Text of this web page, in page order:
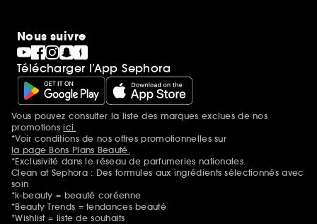
Nous suivre
Télécharger l’App Sephora
Mentions additionnelles
Vous pouvez consulter la liste des marques exclues de nos
promotionsici.
*Voir conditions de nos offres promotionnelles sur
la page Bons Plans Beauté.
*Exclusivité dans le réseau de parfumeries nationales.
Clean at Sephora : Des formules aux ingrédients sélectionnés avec
soin
*k-beauty = beauté coréenne
*Beauty Trends = tendances beauté
*Wishlist = liste de souhaits